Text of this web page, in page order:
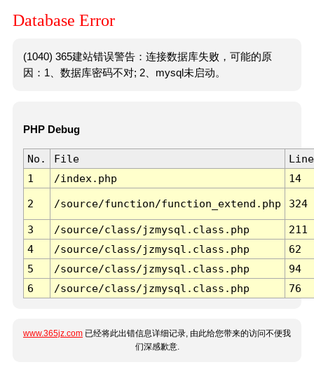
Database Error
(1040) 365建站错误警告：连接数据库失败，可能的原
因：1、数据库密码不对; 2、mysql未启动。
PHP Debug
No. File
Line
1
/index.php 14
2 /source/function/function_extend.php 324
3 /source/class/jzmysql.class.php
211
4
/source/class/jzmysql.class.php
62
5
/source/class/jzmysql.class.php
94
6
/source/class/jzmysql.class.php 76
www.365jz.com 已经将此出错信息详细记录, 由此给您带来的访问不便我
们深感歉意.